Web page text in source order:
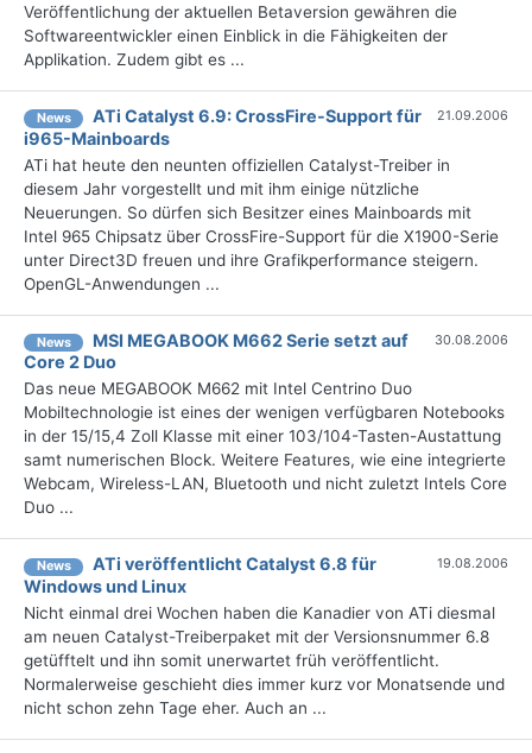
Veröffentlichung der aktuellen Betaversion gewähren die
Softwareentwickler einen Einblick in die Fähigkeiten der
Applikation. Zudem gibt es ...
News
ATi Catalyst 6.9: CrossFire-Support für
i965-Mainboards
21.09.2006
ATi hat heute den neunten offiziellen Catalyst-Treiber in
diesem Jahr vorgestellt und mit ihm einige nützliche
Neuerungen. So dürfen sich Besitzer eines Mainboards mit
Intel 965 Chipsatz über CrossFire-Support für die X1900-Serie
unter Direct3D freuen und ihre Grafikperformance steigern.
OpenGL-Anwendungen ...
News
MSI MEGABOOK M662 Serie setzt auf
Core 2 Duo
30.08.2006
Das neue MEGABOOK M662 mit Intel Centrino Duo
Mobiltechnologie ist eines der wenigen verfügbaren Notebooks
in der 15/15,4 Zoll Klasse mit einer 103/104-Tasten-Austattung
samt numerischen Block. Weitere Features, wie eine integrierte
Webcam, Wireless-LAN, Bluetooth und nicht zuletzt Intels Core
Duo ...
News
ATi veröffentlicht Catalyst 6.8 für
Windows und Linux
19.08.2006
Nicht einmal drei Wochen haben die Kanadier von ATi diesmal
am neuen Catalyst-Treiberpaket mit der Versionsnummer 6.8
getüfftelt und ihn somit unerwartet früh veröffentlicht.
Normalerweise geschieht dies immer kurz vor Monatsende und
nicht schon zehn Tage eher. Auch an ...